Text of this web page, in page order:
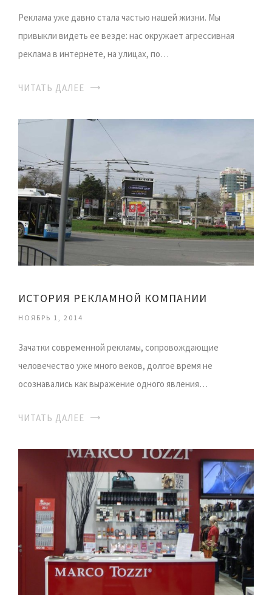
Реклама уже давно стала частью нашей жизни. Мы
привыкли видеть ее везде: нас окружает агрессивная
реклама в интернете, на улицах, по…
ЧИТАТЬ ДАЛЕЕ
ИСТОРИЯ РЕКЛАМНОЙ КОМПАНИИ
НОЯБРЬ 1, 2014
Зачатки современной рекламы, сопровождающие
человечество уже много веков, долгое время не
осознавались как выражение одного явления…
ЧИТАТЬ ДАЛЕЕ